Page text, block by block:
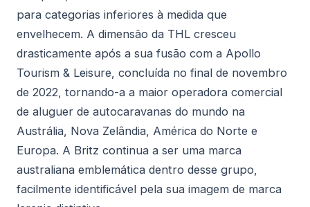
para categorias inferiores à medida que
envelhecem. A dimensão da THL cresceu
drasticamente após a sua fusão com a Apollo
Tourism & Leisure, concluída no final de novembro
de 2022, tornando-a a maior operadora comercial
de aluguer de autocaravanas do mundo na
Austrália, Nova Zelândia, América do Norte e
Europa. A Britz continua a ser uma marca
australiana emblemática dentro desse grupo,
facilmente identificável pela sua imagem de marca